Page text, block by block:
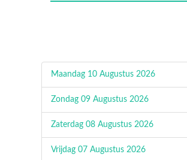
Maandag 10 Augustus 2026
Zondag 09 Augustus 2026
Zaterdag 08 Augustus 2026
Vrijdag 07 Augustus 2026